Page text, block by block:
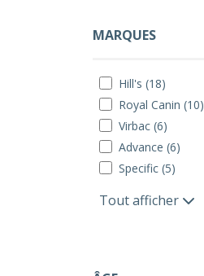
MARQUES
Hill's (18)
Royal Canin (10)
Virbac (6)
Advance (6)
Specific (5)
Tout afficher